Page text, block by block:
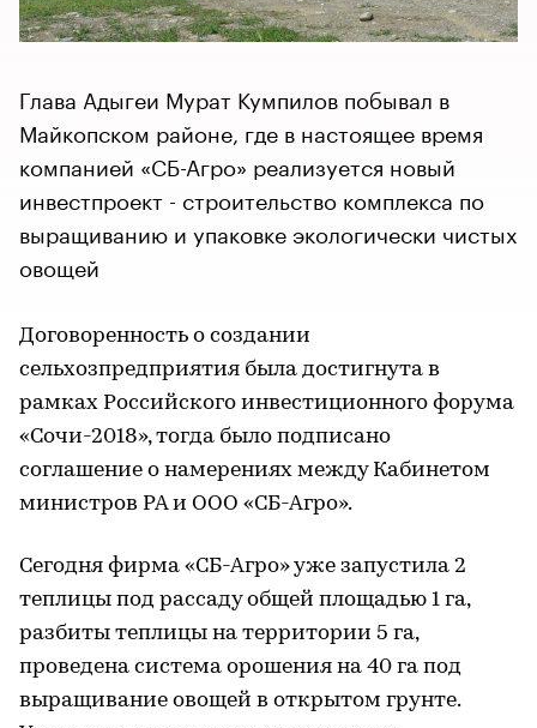
Глава Адыгеи Мурат Кумпилов побывал в
Майкопском районе, где в настоящее время
компанией «СБ-Агро» реализуется новый
инвестпроект - строительство комплекса по
выращиванию и упаковке экологически чистых
овощей
Договоренность о создании
сельхозпредприятия была достигнута в
рамках Российского инвестиционного форума
«Сочи-2018», тогда было подписано
соглашение о намерениях между Кабинетом
министров РА и ООО «СБ-Агро».
Сегодня фирма «СБ-Агро» уже запустила 2
теплицы под рассаду общей площадью 1 га,
разбиты теплицы на территории 5 га,
проведена система орошения на 40 га под
выращивание овощей в открытом грунте.